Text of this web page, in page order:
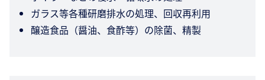
ガラス等各種研磨排水の処理、回収再利用
醸造食品（醤油、食酢等）の除菌、精製